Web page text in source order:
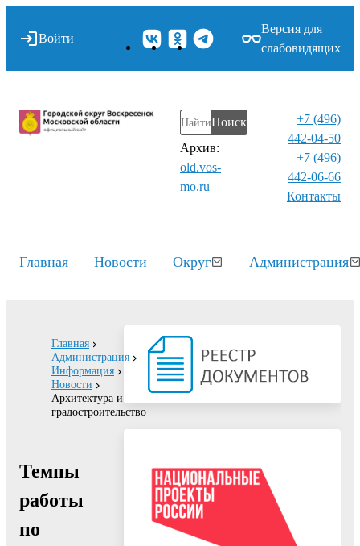
Войти
Версия для
слабовидящих
Поиск
Архив:
old.vos-
mo.ru
+7 (496)
442-04-50
+7 (496)
442-06-66
Контакты⁠
Главная Новости Округ Администрация
Главная
Администрация
Информация
Новости
Архитектура и
градостроительство
Темпы
работы
по